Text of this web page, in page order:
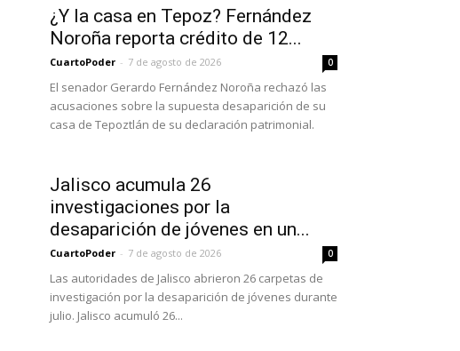
¿Y la casa en Tepoz? Fernández
Noroña reporta crédito de 12...
CuartoPoder - 7 de agosto de 2026 0
El senador Gerardo Fernández Noroña rechazó las
acusaciones sobre la supuesta desaparición de su
casa de Tepoztlán de su declaración patrimonial.
Jalisco acumula 26
investigaciones por la
desaparición de jóvenes en un...
CuartoPoder - 7 de agosto de 2026 0
Las autoridades de Jalisco abrieron 26 carpetas de
investigación por la desaparición de jóvenes durante
julio. Jalisco acumuló 26...